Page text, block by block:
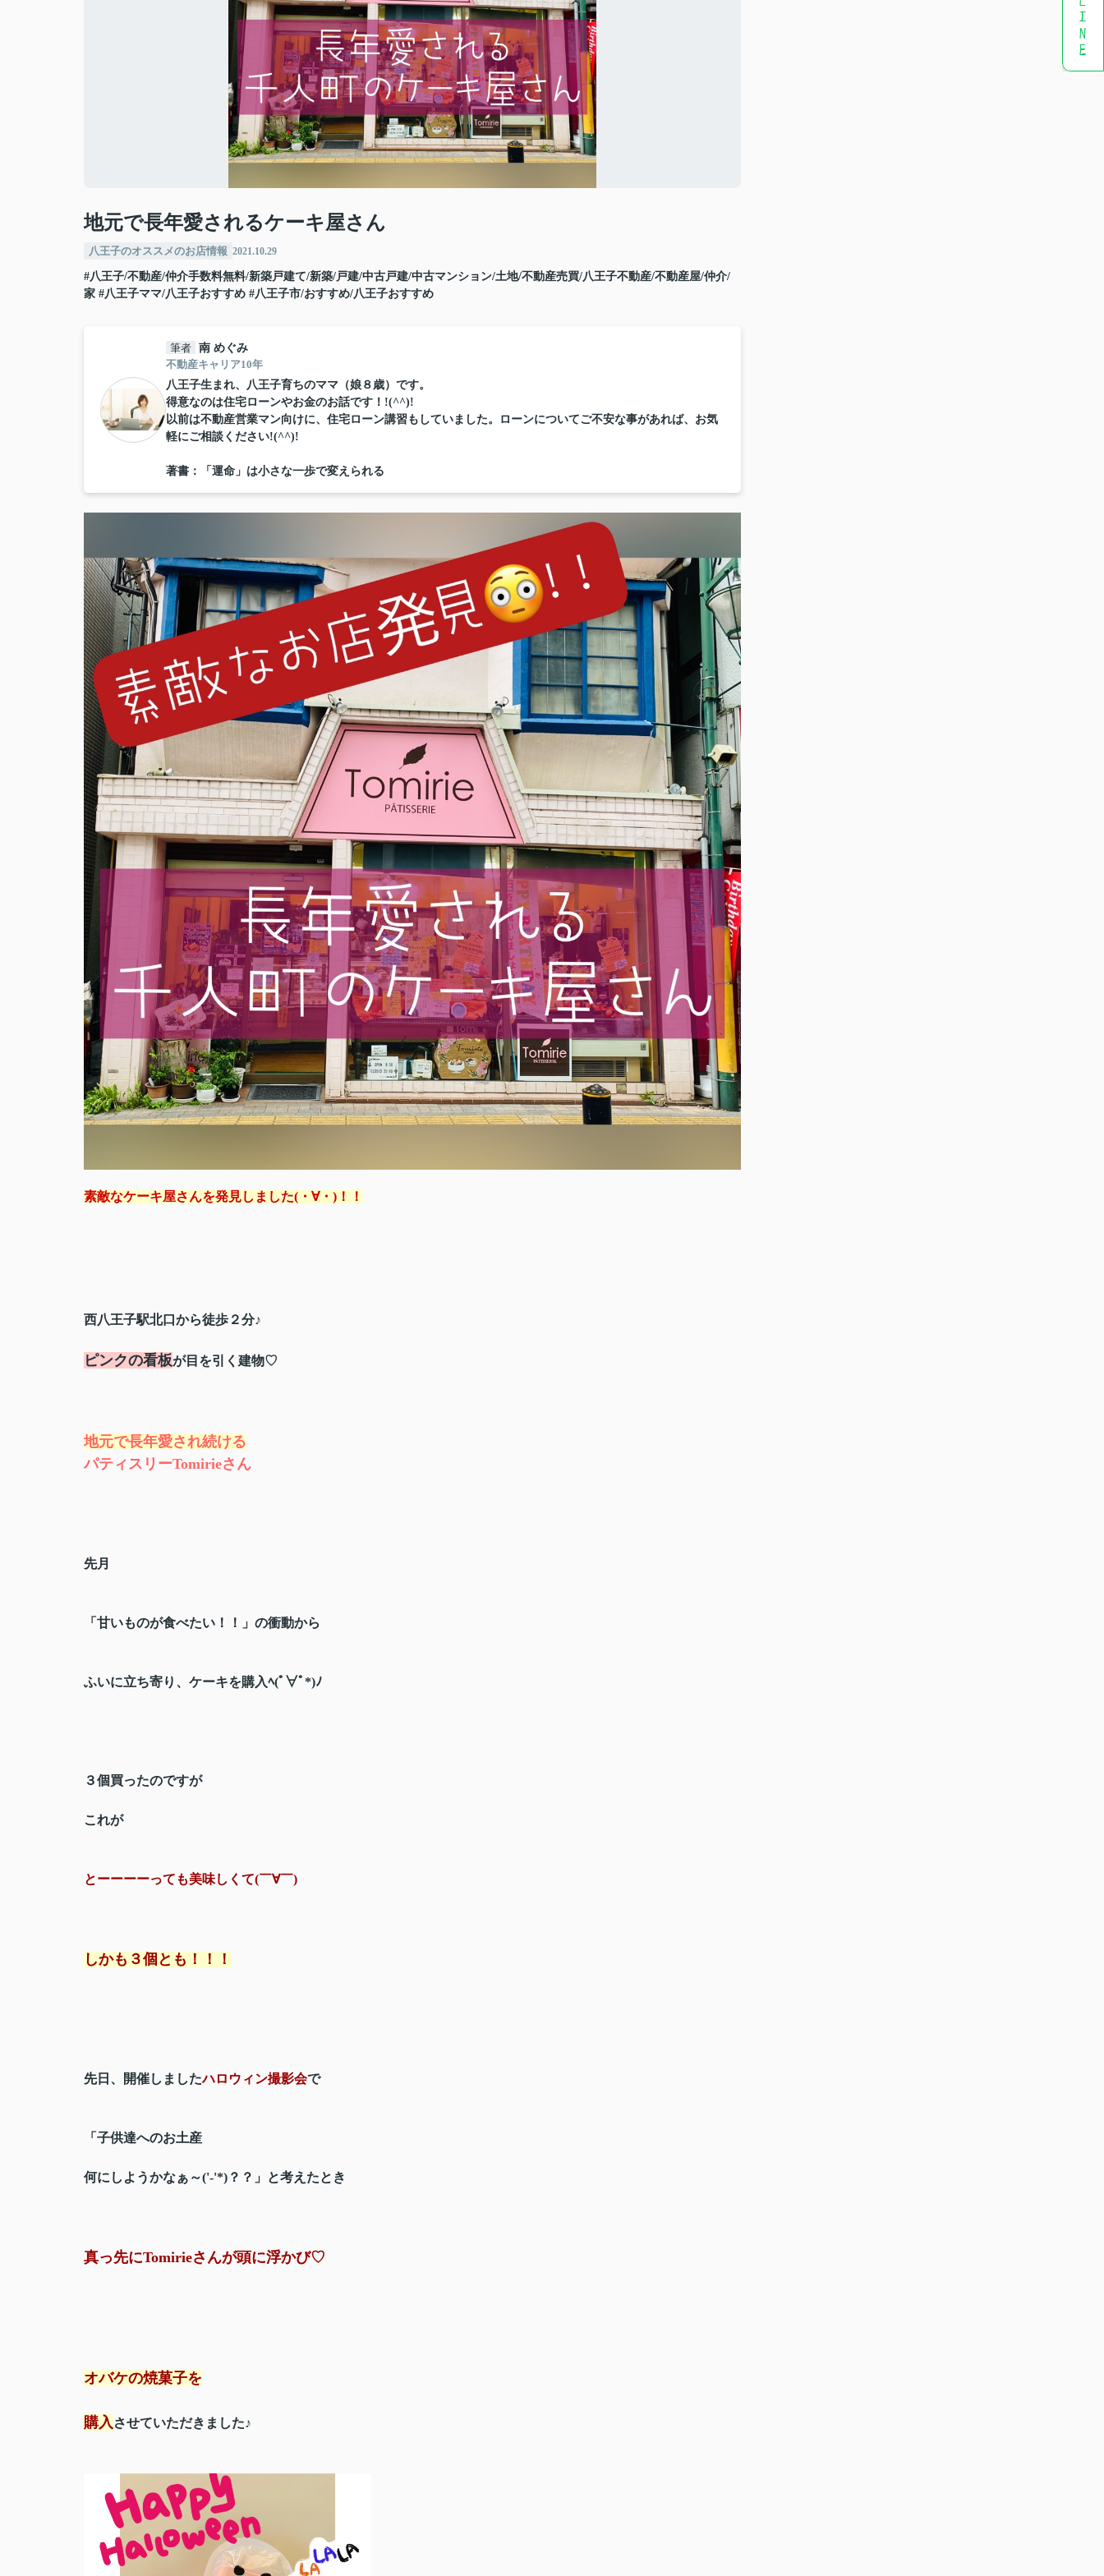
地元で長年愛されるケーキ屋さん
八王子のオススメのお店情報 2021.10.29
#八王子/不動産/仲介手数料無料/新築戸建て/新築/戸建/中古戸建/中古マンション/土地/不動産売買/八王子不動産/不動産屋/仲介/
家 #八王子ママ/八王子おすすめ #八王子市/おすすめ/八王子おすすめ
筆者 南 めぐみ
不動産キャリア10年
八王子生まれ、八王子育ちのママ（娘８歳）です。
得意なのは住宅ローンやお金のお話です！!(^^)!
以前は不動産営業マン向けに、住宅ローン講習もしていました。ローンについてご不安な事があれば、お気
軽にご相談ください!(^^)!
著書：「運命」は小さな一歩で変えられる
素敵なケーキ屋さんを発見しました(・∀・)！！
西八王子駅北口から徒歩２分♪
ピンクの看板が目を引く建物♡
地元で長年愛され続ける
パティスリーTomirieさん
先月
「甘いものが食べたい！！」 の衝動から
ふいに立ち寄り、ケーキを購入ﾍ(ﾟ∀ﾟ*)ﾉ
３個買ったのですが
これが
とーーーーっても美味しくて(￣∀￣)
しかも３個とも！！！
先日、開催しましたハロウィン撮影会で
「子供達へのお土産
何にしようかなぁ～('-'*)？？」と考えたとき
真っ先にTomirieさんが頭に浮かび♡
オバケの焼菓子を
購入させていただきました♪